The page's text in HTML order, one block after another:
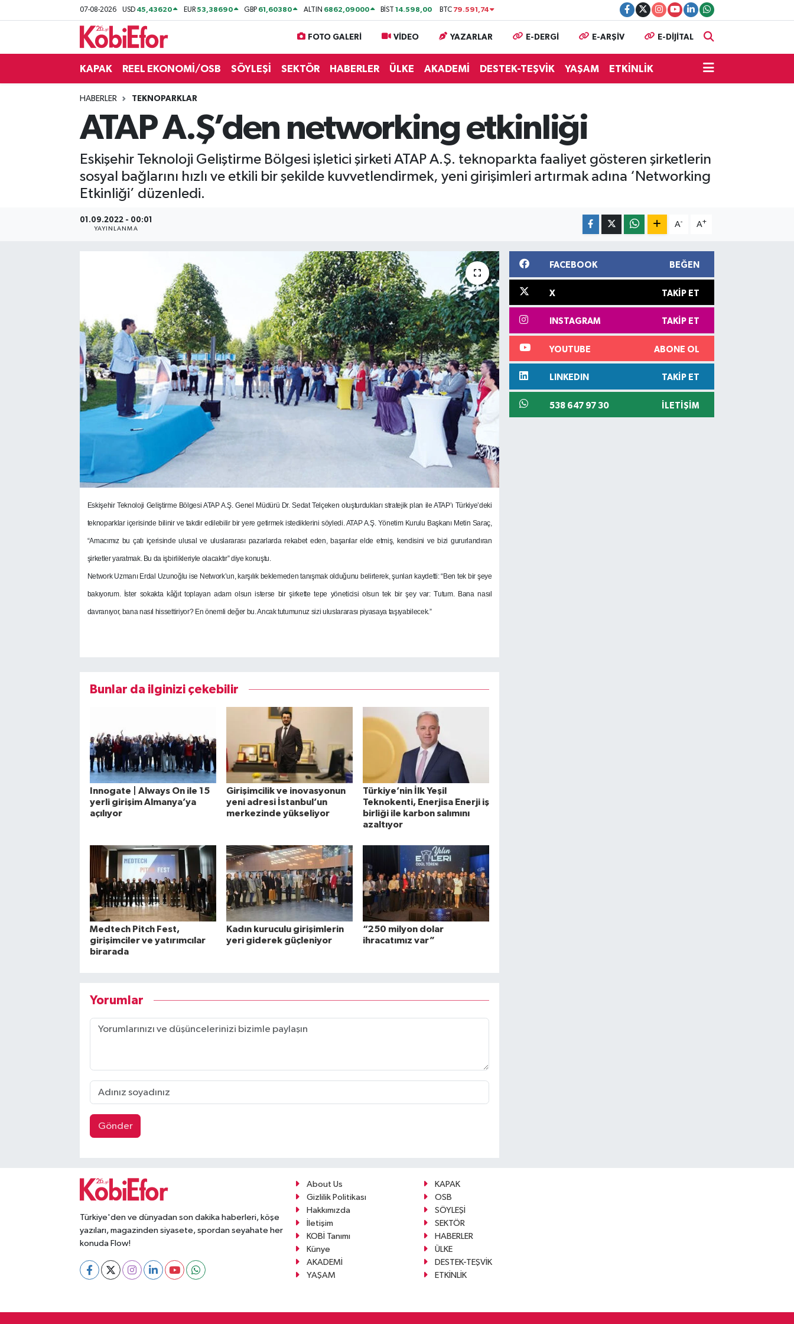
07-08-2026 USD 45,43620 EUR53,38690 GBP 61,60380 ALTIN 6862,09000 BİST14.598,00 BTC 79.591,74
FOTO GALERİ VİDEO YAZARLAR E-DERGİ E-ARŞİV E-DİJİTAL
KAPAK REEL EKONOMİ/OSB SÖYLEŞİ SEKTÖR HABERLER ÜLKE AKADEMİ DESTEK-TEŞVİK YAŞAM ETKİNLİK
HABERLER TEKNOPARKLAR
ATAP A.Ş’den networking etkinliği
Eskişehir Teknoloji Geliştirme Bölgesi işletici şirketi ATAP A.Ş. teknoparkta faaliyet gösteren şirketlerin
sosyal bağlarını hızlı ve etkili bir şekilde kuvvetlendirmek, yeni girişimleri artırmak adına ‘Networking
Etkinliği’ düzenledi.
01.09.2022 - 00:01
YAYINLANMA
A- A+
Eskişehir Teknoloji Geliştirme Bölgesi ATAP A.Ş. Genel Müdürü Dr. Sedat Telçeken oluşturdukları stratejik plan ile ATAP’ı Türkiye’deki
teknoparklar içerisinde bilinir ve takdir edilebilir bir yere getirmek istediklerini söyledi.ATAP A.Ş. Yönetim Kurulu Başkanı Metin Saraç,
“Amacımız bu çatı içerisinde ulusal ve uluslararası pazarlarda rekabet eden, başarılar elde etmiş, kendisini ve bizi gururlandıran
şirketler yaratmak. Bu da işbirlikleriyle olacaktır” diye konuştu.
Network Uzmanı Erdal Uzunoğlu ise Network’un, karşılık beklemeden tanışmak olduğunu belirterek, şunları kaydetti: “Ben tek bir şeye
bakıyorum. İster sokakta kâğıt toplayan adam olsun isterse bir şirkette tepe yöneticisi olsun tek bir şey var: Tutum. Bana nasıl
davranıyor, bana nasıl hissettiriyor? En önemli değer bu. Ancak tutumunuz sizi uluslararası piyasaya taşıyabilecek.”
Bunlar da ilginizi çekebilir
Innogate | Always On ile 15
yerli girişim Almanya’ya
açılıyor
Girişimcilik ve inovasyonun
yeni adresi İstanbul’un
merkezinde yükseliyor
Türkiye’nin İlk Yeşil
Teknokenti, Enerjisa Enerji iş
birliği ile karbon salımını
azaltıyor
Medtech Pitch Fest,
girişimciler ve yatırımcılar
birarada
Kadın kuruculu girişimlerin
yeri giderek güçleniyor
“250 milyon dolar
ihracatımız var”
Yorumlar
Gönder
FACEBOOK BEĞEN
X TAKIP ET
INSTAGRAM TAKIP ET
YOUTUBE ABONE OL
LINKEDIN TAKIP ET
538 647 97 30 İLETIŞIM
Türkiye'den ve dünyadan son dakika haberleri, köşe
yazıları, magazinden siyasete, spordan seyahate her
konuda Flow!
About Us
KAPAK
Gizlilik Politikası
OSB
Hakkımızda
SÖYLEŞİ
İletişim
SEKTÖR
KOBİ Tanımı
HABERLER
Künye
ÜLKE
AKADEMİ
DESTEK-TEŞVİK
YAŞAM
ETKİNLİK
BİLİŞİM PANO
HABERLER